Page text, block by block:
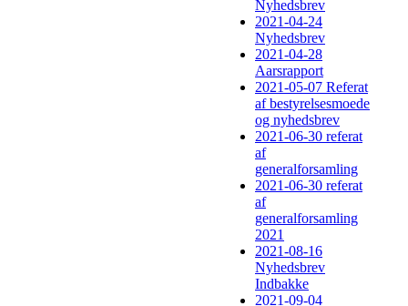
Nyhedsbrev
2021-04-24
Nyhedsbrev
2021-04-28
Aarsrapport
2021-05-07 Referat
af bestyrelsesmoede
og nyhedsbrev
2021-06-30 referat
af
generalforsamling
2021-06-30 referat
af
generalforsamling
2021
2021-08-16
Nyhedsbrev
Indbakke
2021-09-04